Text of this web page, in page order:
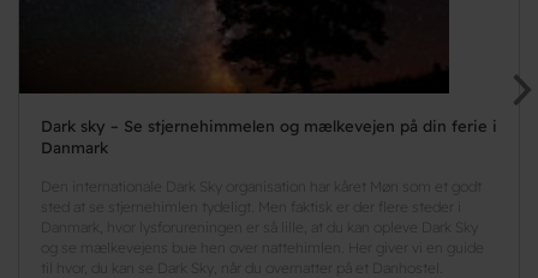
Dark sky – Se stjernehimmelen og mælkevejen på din ferie i
Danmark
Den internationale Dark Sky organisation har kåret Møn som et godt
sted at se stjernehimlen tydeligt. Men faktisk er der flere steder i
Danmark, hvor lysforureningen er så lille, at du kan opleve Dark Sky
og se mælkevejens bue hen over nattehimlen. Her giver vi en guide
til hvor, du kan se Dark Sky, når du overnatter på et Danhostel.